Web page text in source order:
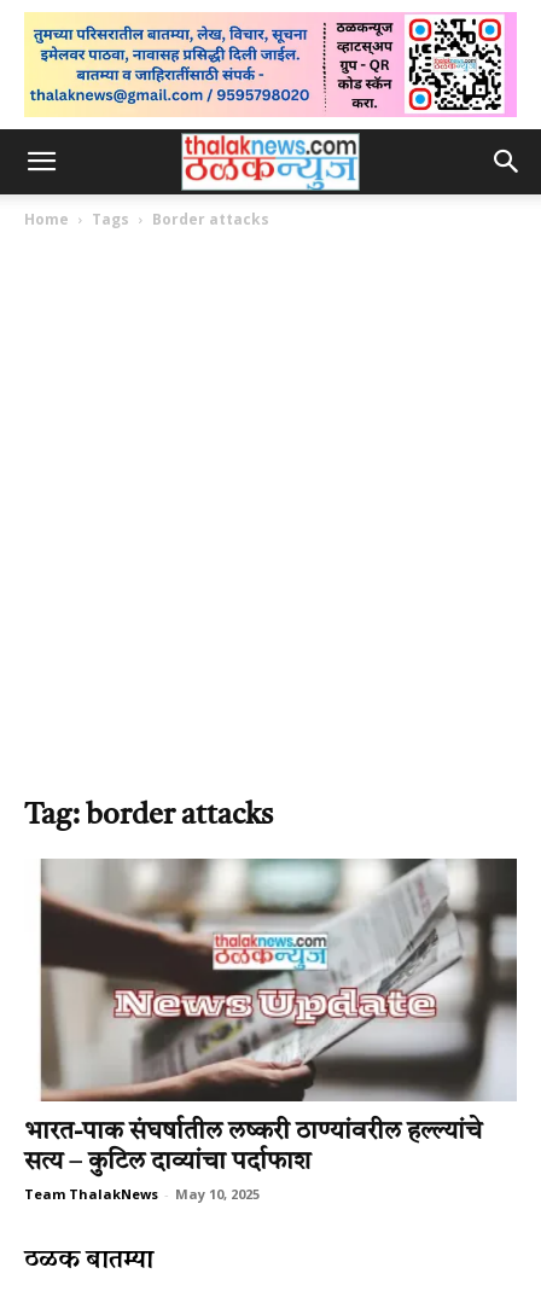
Home Tags Border attacks
Tag: border attacks
भारत-पाक संघर्षातील लष्करी ठाण्यांवरील हल्ल्यांचे
सत्य – कुटिल दाव्यांचा पर्दाफाश
Team ThalakNews - May 10, 2025
ठळक बातम्या